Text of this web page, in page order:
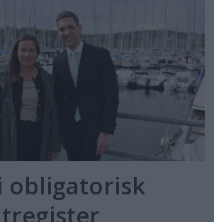
obligatorisk